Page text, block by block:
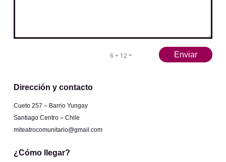
6 + 12= Enviar
Dirección y contacto
Cueto 257 – Barrio Yungay
Santiago Centro – Chile
miteatrocomunitario@gmail.com
¿Cómo llegar?